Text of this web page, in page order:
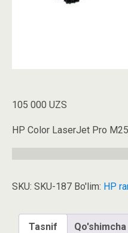
105 000 UZS
HP Color LaserJet Pro
SKU: SKU-187 Bo'lim: HP
Tasnif